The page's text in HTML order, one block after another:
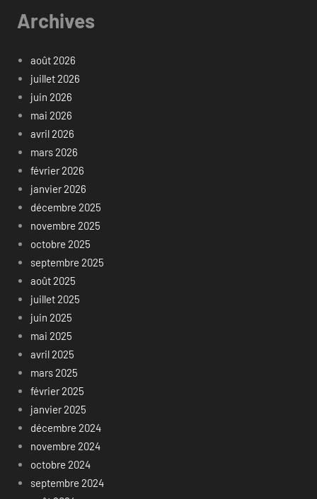
Archives
août 2026
juillet 2026
juin 2026
mai 2026
avril 2026
mars 2026
février 2026
janvier 2026
décembre 2025
novembre 2025
octobre 2025
septembre 2025
août 2025
juillet 2025
juin 2025
mai 2025
avril 2025
mars 2025
février 2025
janvier 2025
décembre 2024
novembre 2024
octobre 2024
septembre 2024